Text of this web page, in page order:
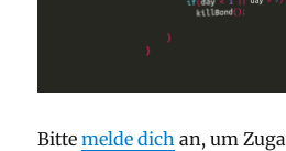
Bittemelde dich an, um